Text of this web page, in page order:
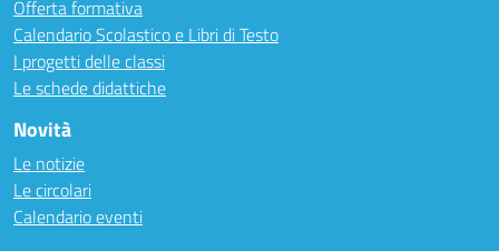
Offerta formativa
Calendario Scolastico e Libri di Testo
I progetti delle classi
Le schede didattiche
Novità
Le notizie
Le circolari
Calendario eventi